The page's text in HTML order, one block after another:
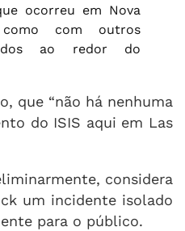
ocorreu em Nova
como com outros
ao redor do
que “não há nenhuma
do ISIS aqui em Las
considera
um incidente isolado
para o público.